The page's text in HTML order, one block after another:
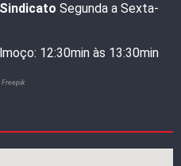
Segunda a Sexta-
12:30min às 13:30min
Freepik